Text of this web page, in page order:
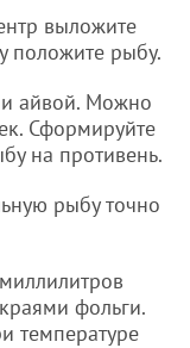
выложите
положите рыбу.
айвой. Можно
Сформируйте
на противень.
рыбу точно
фольги.
температуре